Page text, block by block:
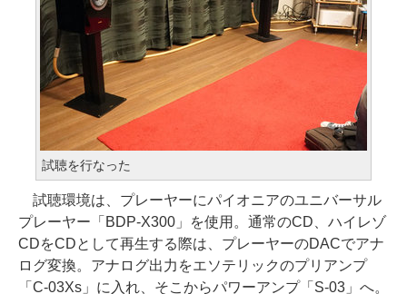
試聴を行なった
試聴環境は、プレーヤーにパイオニアのユニバーサル
プレーヤー「BDP-X300」を使用。通常のCD、ハイレゾ
CDをCDとして再生する際は、プレーヤーのDACでアナ
ログ変換。アナログ出力をエソテリックのプリアンプ
「C-03Xs」に入れ、そこからパワーアンプ「S-03」へ。